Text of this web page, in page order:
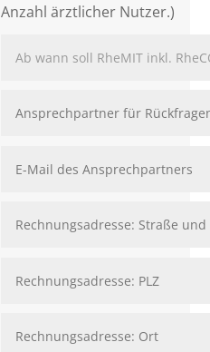
Anzahl ärztlicher Nutzer.)